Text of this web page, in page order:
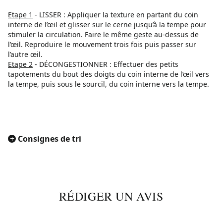
Etape 1 - LISSER : Appliquer la texture en partant du coin
interne de l’œil et glisser sur le cerne jusqu’à la tempe pour
stimuler la circulation. Faire le même geste au-dessus de
l’œil. Reproduire le mouvement trois fois puis passer sur
l’autre œil.
Etape 2 - DÉCONGESTIONNER : Effectuer des petits
tapotements du bout des doigts du coin interne de l’œil vers
la tempe, puis sous le sourcil, du coin interne vers la tempe.
+ Consignes de tri
RÉDIGER UN AVIS